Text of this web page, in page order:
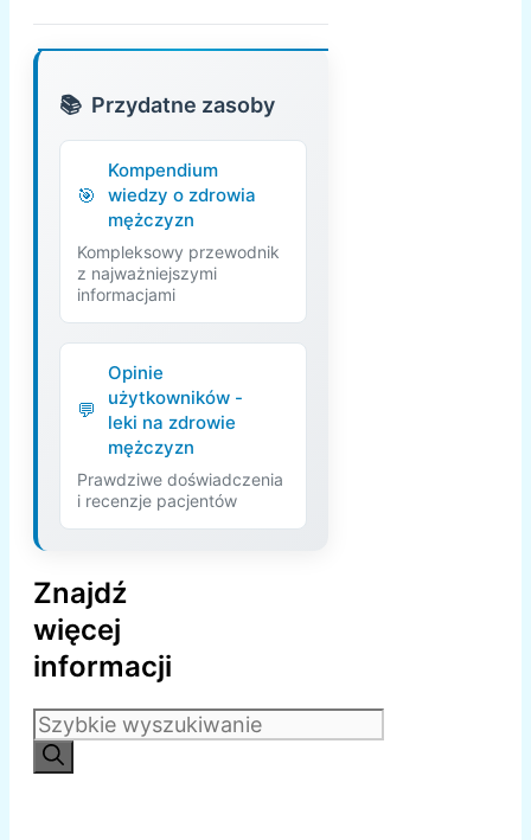
Przydatne zasoby
Kompendium
wiedzy o zdrowia
mężczyzn
Kompleksowy przewodnik
z najważniejszymi
informacjami
Opinie
użytkowników -
leki na zdrowie
mężczyzn
Prawdziwe doświadczenia
i recenzje pacjentów
Znajdź
więcej
informacji
Szukaj: